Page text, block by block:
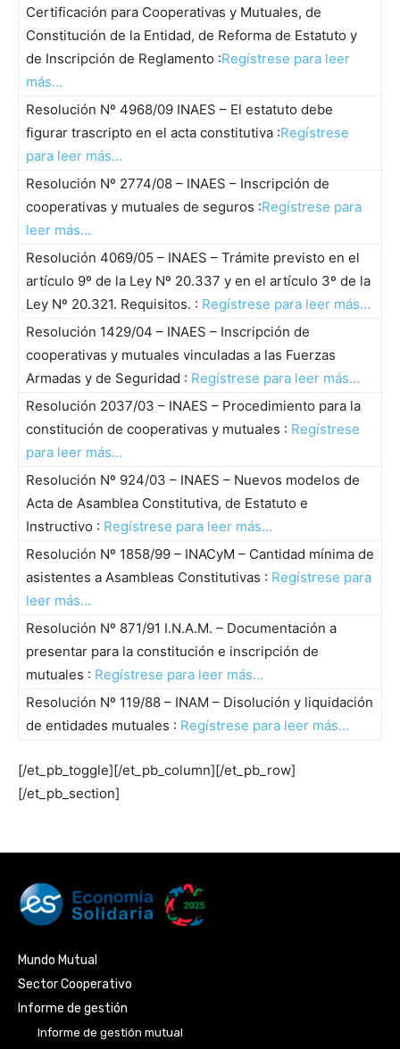
Certificación para Cooperativas y Mutuales, de
Constitución de la Entidad, de Reforma de Estatuto y
de Inscripción de Reglamento :Regístrese para leer
más…
Resolución Nº 4968/09 INAES – El estatuto debe
figurar trascripto en el acta constitutiva :Regístrese
para leer más…
Resolución Nº 2774/08 – INAES – Inscripción de
cooperativas y mutuales de seguros :Regístrese para
leer más…
Resolución 4069/05 – INAES – Trámite previsto en el
artículo 9º de la Ley Nº 20.337 y en el artículo 3º de la
Ley Nº 20.321. Requisitos. : Regístrese para leer más…
Resolución 1429/04 – INAES – Inscripción de
cooperativas y mutuales vinculadas a las Fuerzas
Armadas y de Seguridad : Regístrese para leer más…
Resolución 2037/03 – INAES – Procedimiento para la
constitución de cooperativas y mutuales : Regístrese
para leer más…
Resolución Nº 924/03 – INAES – Nuevos modelos de
Acta de Asamblea Constitutiva, de Estatuto e
Instructivo : Regístrese para leer más…
Resolución Nº 1858/99 – INACyM – Cantidad mínima de
asistentes a Asambleas Constitutivas : Regístrese para
leer más…
Resolución Nº 871/91 I.N.A.M. – Documentación a
presentar para la constitución e inscripción de
mutuales : Regístrese para leer más…
Resolución Nº 119/88 – INAM – Disolución y liquidación
de entidades mutuales : Regístrese para leer más…
[/et_pb_toggle][/et_pb_column][/et_pb_row]
[/et_pb_section]
Mundo Mutual
Sector Cooperativo
Informe de gestión
Informe de gestión mutual